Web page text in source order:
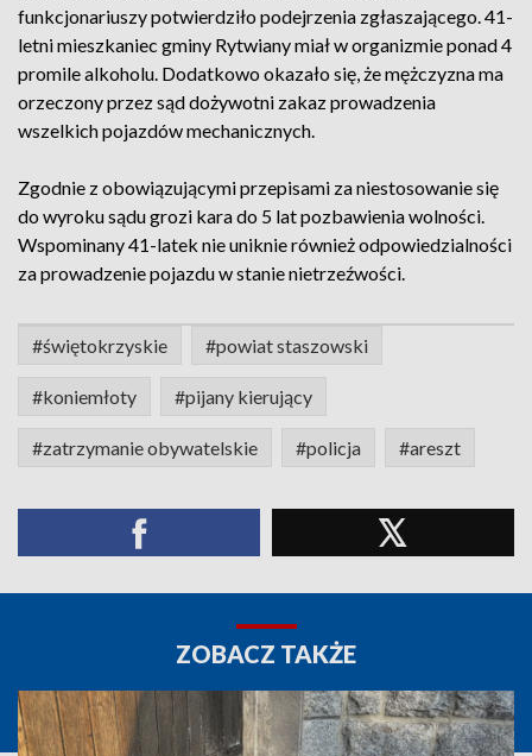
funkcjonariuszy potwierdziło podejrzenia zgłaszającego. 41-
letni mieszkaniec gminy Rytwiany miał w organizmie ponad 4
promile alkoholu. Dodatkowo okazało się, że mężczyzna ma
orzeczony przez sąd dożywotni zakaz prowadzenia
wszelkich pojazdów mechanicznych.
Zgodnie z obowiązującymi przepisami za niestosowanie się
do wyroku sądu grozi kara do 5 lat pozbawienia wolności.
Wspominany 41-latek nie uniknie również odpowiedzialności
za prowadzenie pojazdu w stanie nietrzeźwości.
#świętokrzyskie #powiat staszowski
#koniemłoty #pijany kierujący
#zatrzymanie obywatelskie #policja #areszt
ZOBACZ TAKŻE